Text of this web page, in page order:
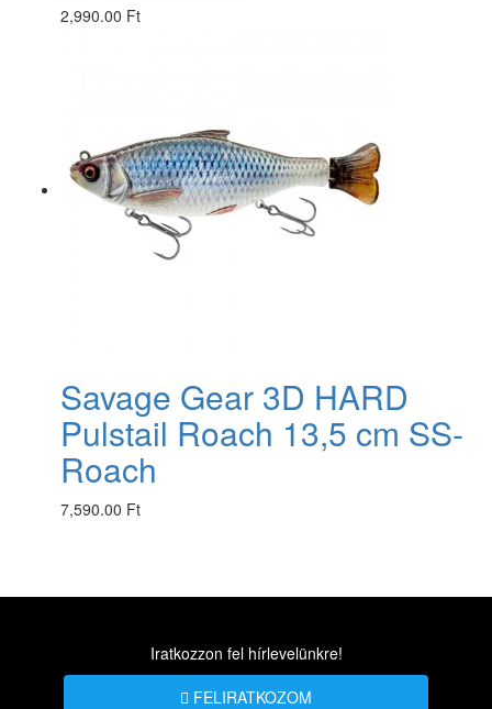
2,990.00 Ft
Savage Gear 3D HARD
Pulstail Roach 13,5 cm SS-
Roach
7,590.00 Ft
Iratkozzon fel hírlevelünkre!
FELIRATKOZOM